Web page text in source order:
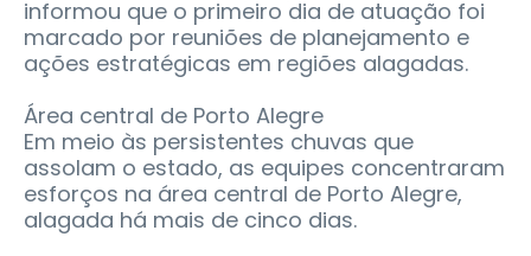
informou que o primeiro dia de atuação foi
marcado por reuniões de planejamento e
ações estratégicas em regiões alagadas.
Área central de Porto Alegre
Em meio às persistentes chuvas que
assolam o estado, as equipes concentraram
esforços na área central de Porto Alegre,
alagada há mais de cinco dias.